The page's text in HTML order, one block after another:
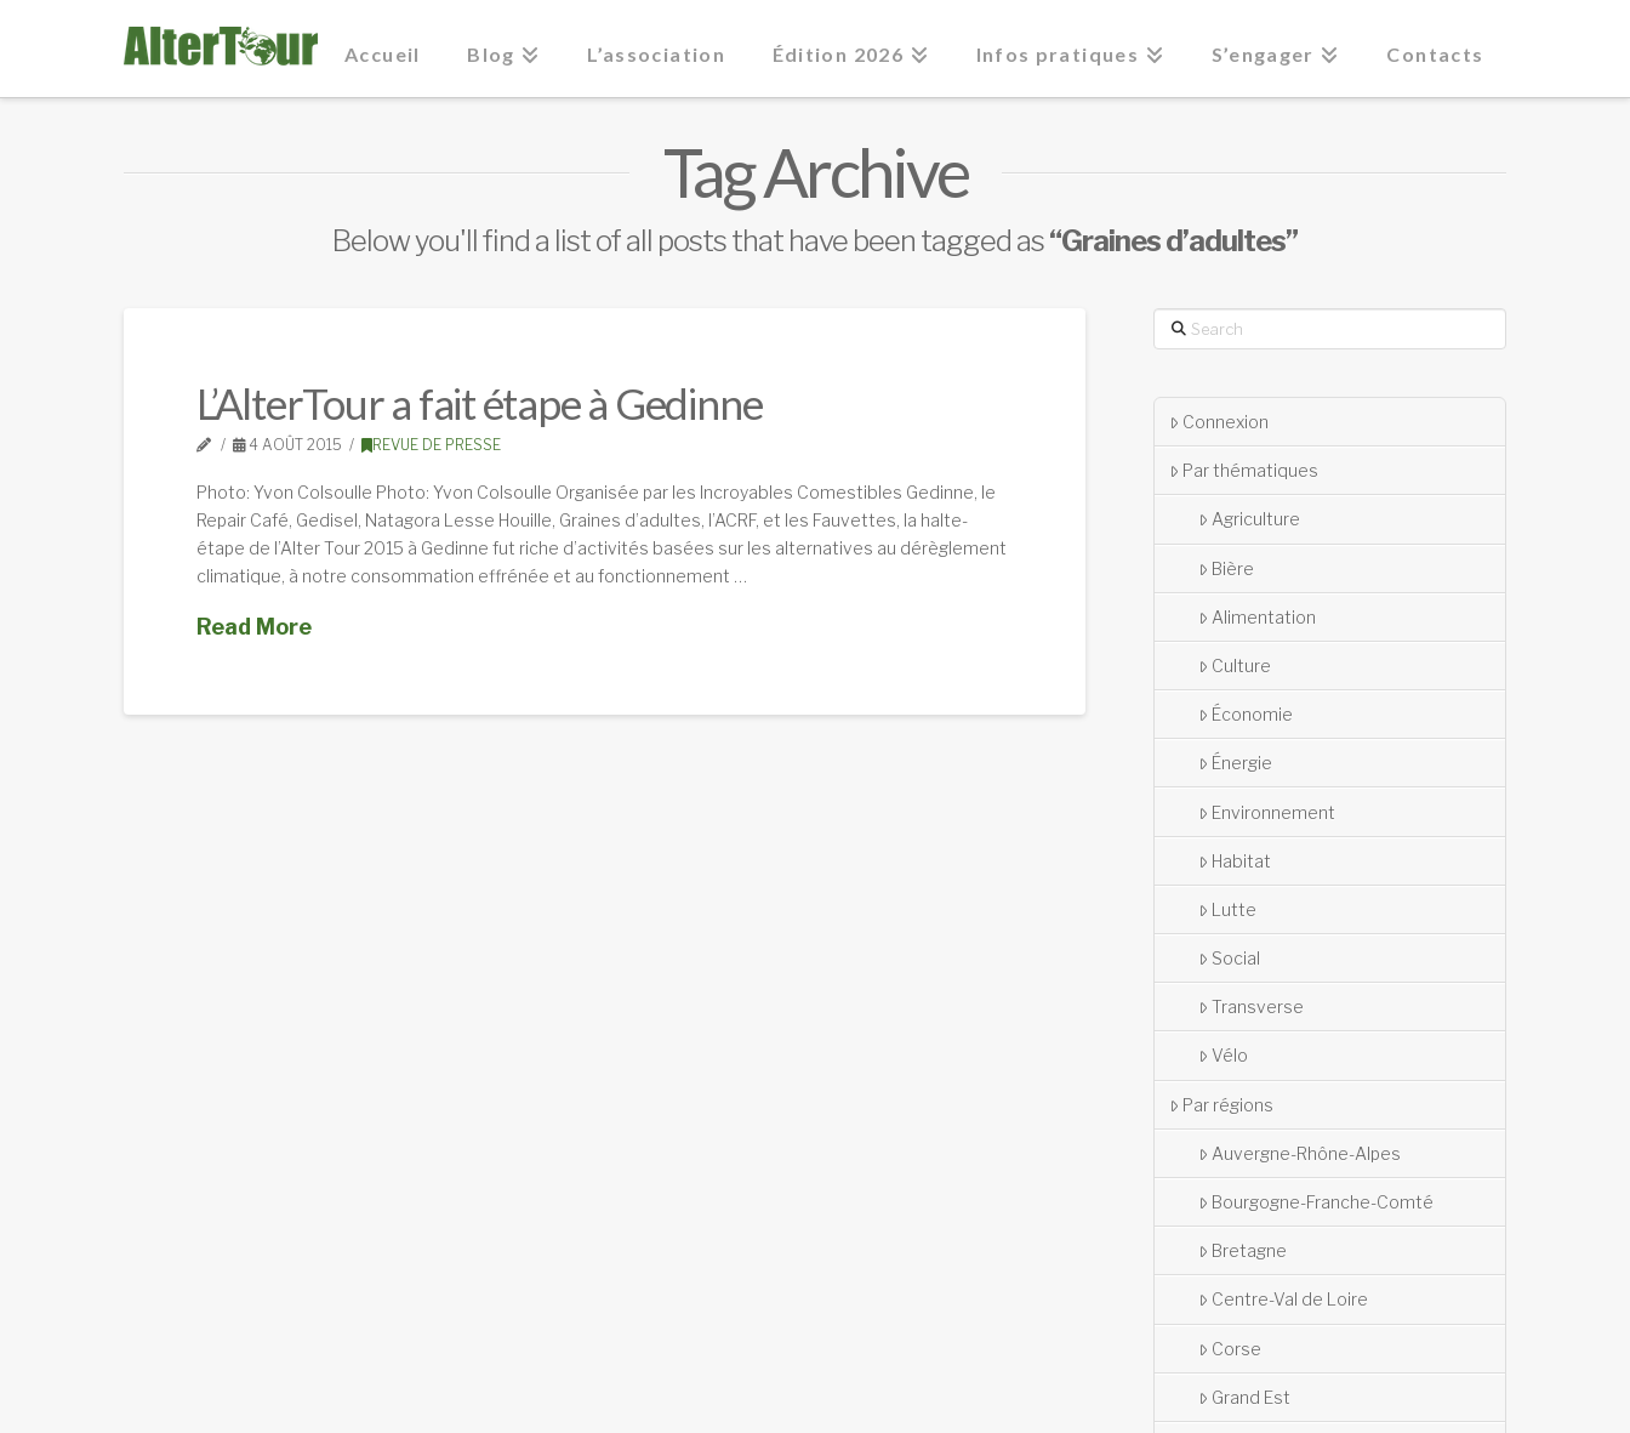
Accueil Blog L’association Édition 2026 Infos pratiques S’engager Contacts
Tag Archive
Below you'll find a list of all posts that have been tagged as“Graines d’adultes”
L’AlterTour a fait étape à Gedinne
4 AOÛT 2015 REVUE DE PRESSE
Photo: Yvon Colsoulle Photo: Yvon Colsoulle Organisée par les Incroyables Comestibles Gedinne, le
Repair Café, Gedisel, Natagora Lesse Houille, Graines d’adultes, l’ACRF, et les Fauvettes, la halte-
étape de l’Alter Tour 2015 à Gedinne fut riche d’activités basées sur les alternatives au dérèglement
climatique, à notre consommation effrénée et au fonctionnement …
Read More
Search
Connexion
Par thématiques
Agriculture
Bière
Alimentation
Culture
Économie
Énergie
Environnement
Habitat
Lutte
Social
Transverse
Vélo
Par régions
Auvergne-Rhône-Alpes
Bourgogne-Franche-Comté
Bretagne
Centre-Val de Loire
Corse
Grand Est